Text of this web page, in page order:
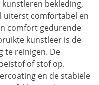
bekleding,
uiterst comfortabel en
comfort gedurende
kunstleer is de
te reinigen. De
of stof op.
en de stabiele